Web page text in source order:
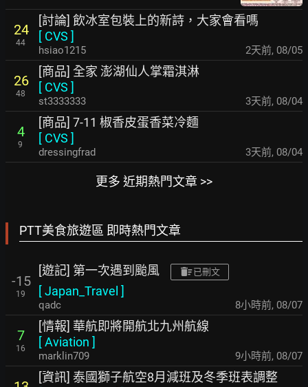
24
44
[討論] 飲冰室包裝上的新詩，大家會看嗎
[ CVS ]
hsiao1215 2天前, 08/05
26
48
[商品] 全家 澎湖仙人掌霜淇淋
[ CVS ]
st3333333 3天前, 08/04
4
9
[商品] 7-11 椒香皮蛋香菜冷麵
[ CVS ]
dressingfrad 3天前, 08/04
更多 近期熱門文章 >>
PTT美食旅遊區 即時熱門文章
-15
19
[遊記] 第一次遇到颱風 已刪文
[Japan_Travel ]
qadc 8小時前, 08/07
7
16
[情報] 華航即將開航北九州航線
[Aviation ]
marklin709 9小時前, 08/07
[資訊] 泰國獅子航空8月減班及冬季班表調整